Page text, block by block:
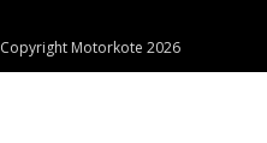
Copyright Motorkote 2026